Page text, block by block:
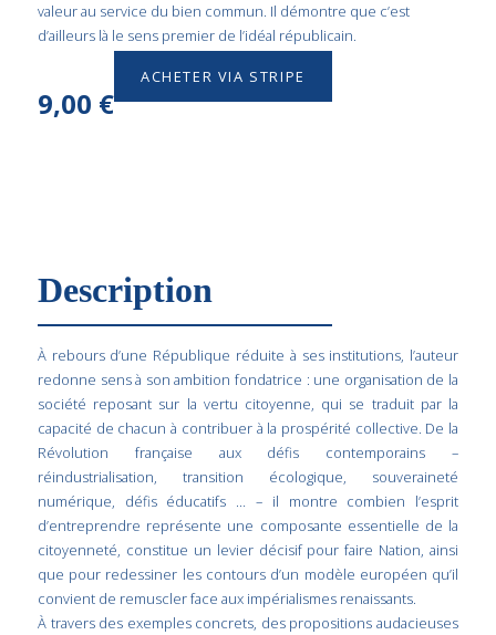
valeur au service du bien commun. Il démontre que c’est
d’ailleurs là le sens premier de l’idéal républicain.
9,00 €
ACHETER VIA STRIPE
Description
À rebours d’une République réduite à ses institutions, l’auteur
redonne sens à son ambition fondatrice : une organisation de la
société reposant sur la vertu citoyenne, qui se traduit par la
capacité de chacun à contribuer à la prospérité collective. De la
Révolution française aux défis contemporains –
réindustrialisation, transition écologique, souveraineté
numérique, défis éducatifs … – il montre combien l’esprit
d’entreprendre représente une composante essentielle de la
citoyenneté, constitue un levier décisif pour faire Nation, ainsi
que pour redessiner les contours d’un modèle européen qu’il
convient de remuscler face aux impérialismes renaissants.
À travers des exemples concrets, des propositions audacieuses